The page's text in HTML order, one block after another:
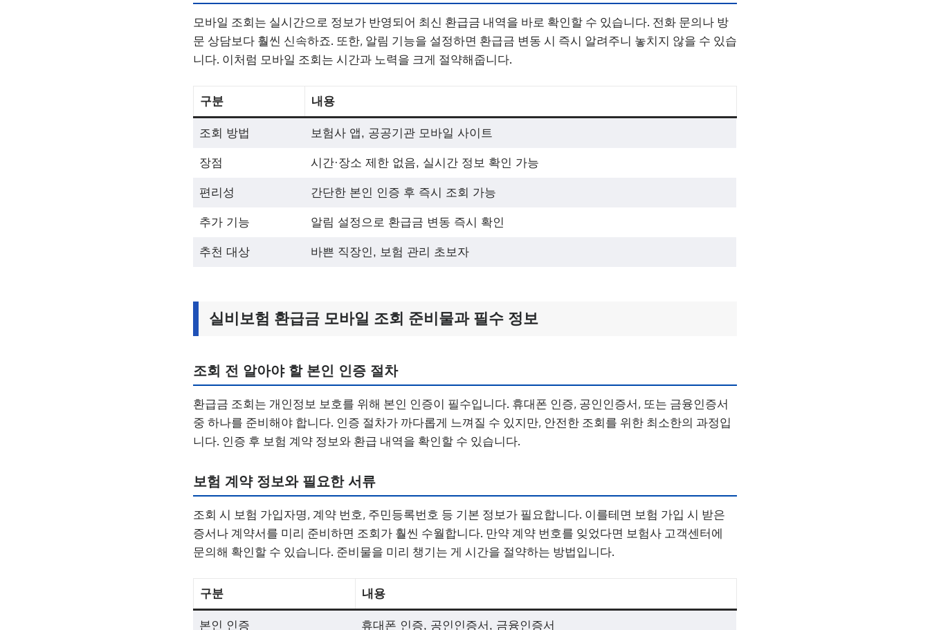
모바일 조회는 실시간으로 정보가 반영되어 최신 환급금 내역을 바로 확인할 수 있습니다. 전화 문의나 방
문 상담보다 훨씬 신속하죠. 또한, 알림 기능을 설정하면 환급금 변동 시 즉시 알려주니 놓치지 않을 수 있습
니다. 이처럼 모바일 조회는 시간과 노력을 크게 절약해줍니다.
구분 내용
조회 방법 보험사 앱, 공공기관 모바일 사이트
장점 시간·장소 제한 없음, 실시간 정보 확인 가능
편리성 간단한 본인 인증 후 즉시 조회 가능
추가 기능 알림 설정으로 환급금 변동 즉시 확인
추천 대상 바쁜 직장인, 보험 관리 초보자
실비보험 환급금 모바일 조회 준비물과 필수 정보
조회 전 알아야 할 본인 인증 절차
환급금 조회는 개인정보 보호를 위해 본인 인증이 필수입니다. 휴대폰 인증, 공인인증서, 또는 금융인증서
중 하나를 준비해야 합니다. 인증 절차가 까다롭게 느껴질 수 있지만, 안전한 조회를 위한 최소한의 과정입
니다. 인증 후 보험 계약 정보와 환급 내역을 확인할 수 있습니다.
보험 계약 정보와 필요한 서류
조회 시 보험 가입자명, 계약 번호, 주민등록번호 등 기본 정보가 필요합니다. 이를테면 보험 가입 시 받은
증서나 계약서를 미리 준비하면 조회가 훨씬 수월합니다. 만약 계약 번호를 잊었다면 보험사 고객센터에
문의해 확인할 수 있습니다. 준비물을 미리 챙기는 게 시간을 절약하는 방법입니다.
구분 내용
본인 인증 휴대폰 인증, 공인인증서, 금융인증서